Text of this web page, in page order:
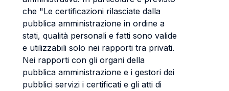
che "Le certificazioni rilasciate dalla
pubblica amministrazione in ordine a
stati, qualità personali e fatti sono valide
e utilizzabili solo nei rapporti tra privati.
Nei rapporti con gli organi della
pubblica amministrazione e i gestori dei
pubblici servizi i certificati e gli atti di